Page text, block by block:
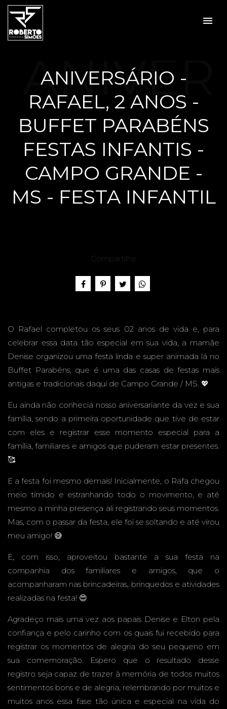
menu
ANIVERSÁRIO -
RAFAEL, 2 ANOS -
BUFFET PARABÉNS
FESTAS INFANTIS -
CAMPO GRANDE -
MS - FESTA INFANTIL
ANIVER
SÁRIO -
RAFAE
L, 2
ANOS -
BUFFE
T
PARAB
ÉNS
FESTAS
INFANT
Compartilhe
O Rafael completou os seus 02 anos de vida e, para
celebrar essa data tão especial em sua vida, a mamãe
Denise organizou uma festa linda e super animada lá no
Buffet Parabéns, que é uma das casas de festas mais
antigas e tradicionais daqui de Campo Grande / MS. 💖
Eu ainda não conhecia nosso aniversariante da vez e sua
família, sendo a primeira oportunidade que tive de estar
com eles e registrar esse momento especial para a
família, familiares e amigos que puderam estar presentes.
🥰
E a festa foi mesmo demais! Inicialmente, o Rafa chegou
meio tímido e estranhando todo o movimento, e até
mesmo a minha presença ali registrando seus momentos.
Mas, com o passar da festa, ele foi se soltando e até virou
meu amigo! 😅
E, com isso, aproveitou bastante a sua festa na
companhia dos familiares e amigos, que o
acompanharam nas brincadeiras, brinquedos e atividades
realizadas na festa! 😍
Agradeço mais uma vez aos papais Denise e Elton pela
confiança e pelo carinho com os quais fui recebido para
registrar os momentos de alegria do seu pequeno em
sua comemoração. Espero que o resultado desse
registro seja capaz de trazer à memória de todos muitos
sentimentos bons e de alegria, relembrando por muitos e
muitos anos essa fase tão única e especial na vida do